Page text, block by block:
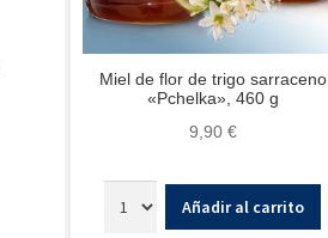
Miel de flor de trigo sarraceno
«Pchelka», 460 g
9,90 €
Añadir al carrito